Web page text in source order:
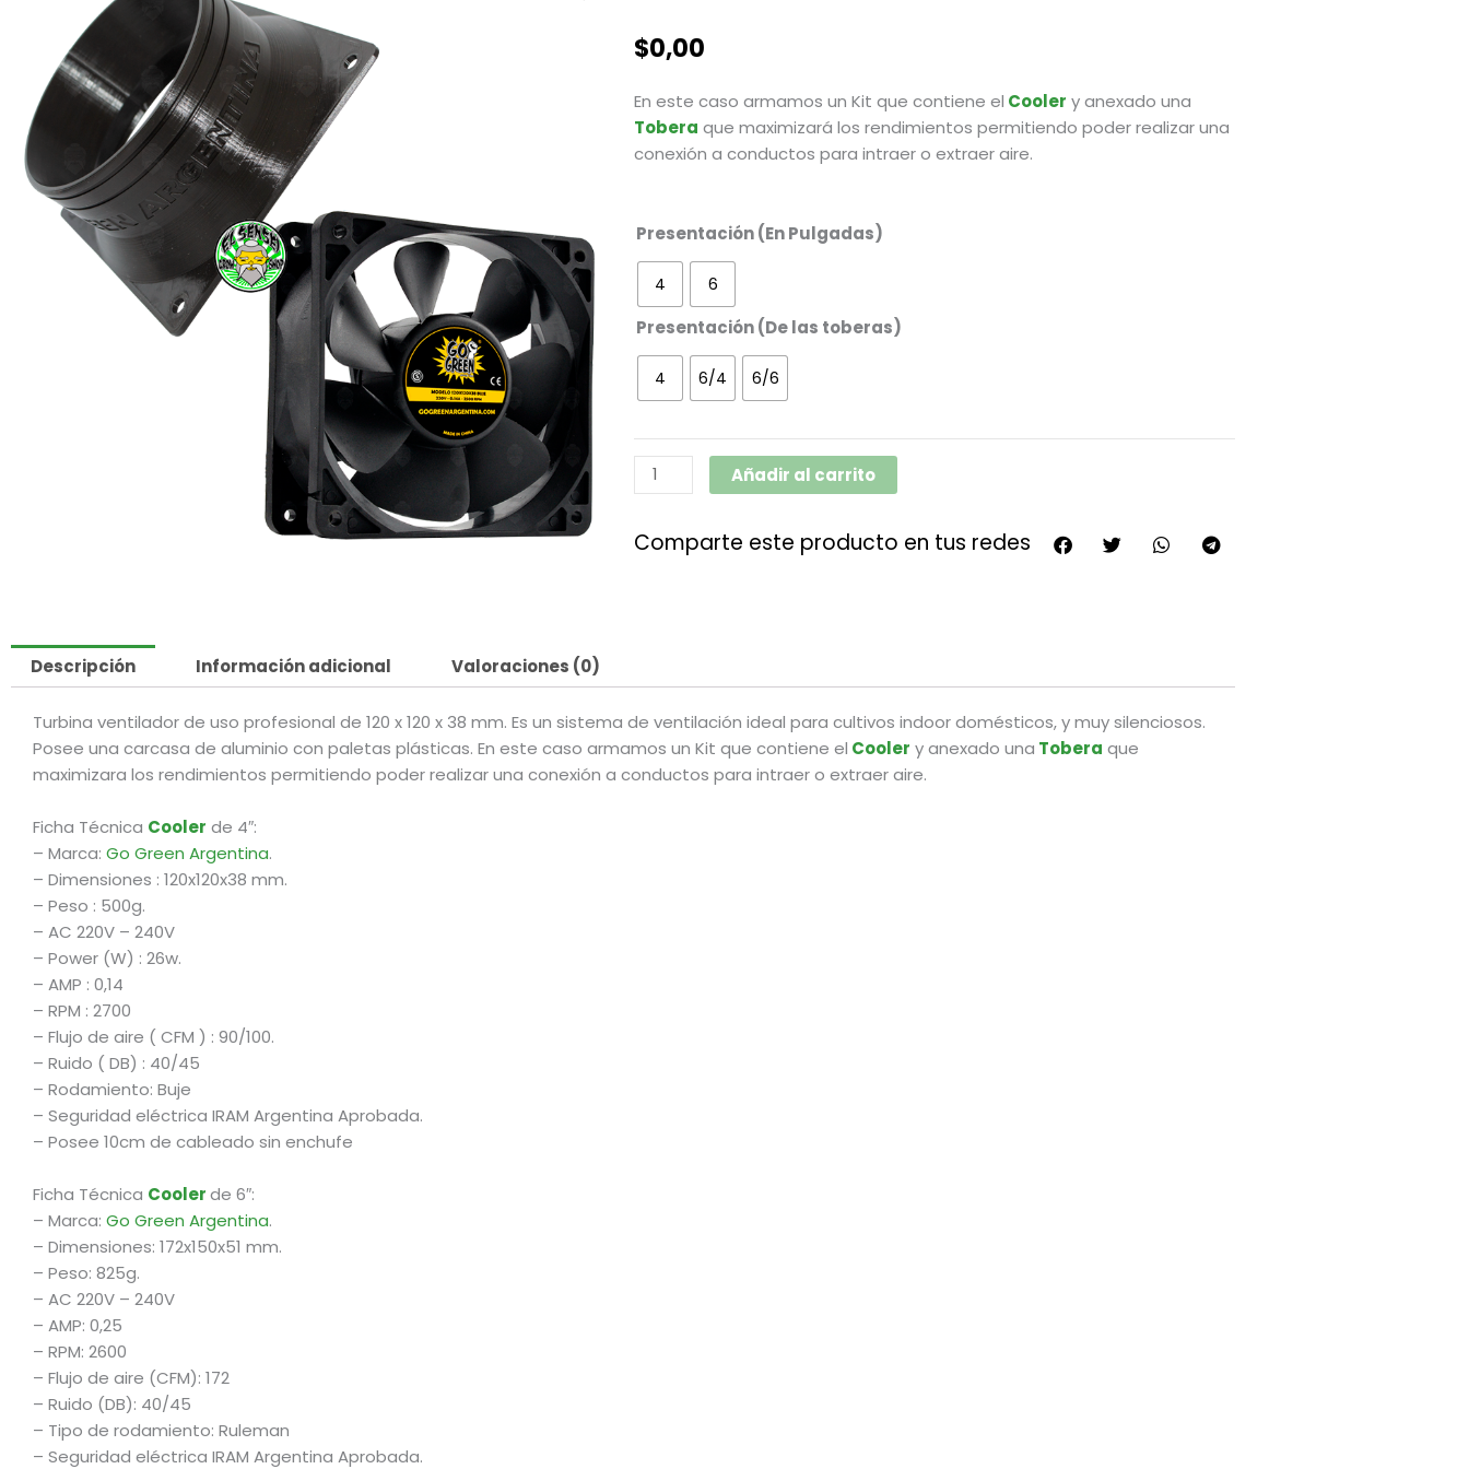
$0,00
En este caso armamos un Kit que contiene el Cooler y anexado una
Tobera que maximizará los rendimientos permitiendo poder realizar una
conexión a conductos para intraer o extraer aire.
Presentación (En Pulgadas)
4 6
Presentación (De las toberas)
4 6/4 6/6
Kits
Toberas
cantidad
Añadir al carrito
Comparte este producto en tus redes
Descripción Información adicional Valoraciones (0)
Turbina ventilador de uso profesional de 120 x 120 x 38 mm. Es un sistema de ventilación ideal para cultivos indoor domésticos, y muy silenciosos.
Posee una carcasa de aluminio con paletas plásticas. En este caso armamos un Kit que contiene el Cooler y anexado una Tobera que
maximizara los rendimientos permitiendo poder realizar una conexión a conductos para intraer o extraer aire.
Ficha Técnica Cooler de 4″:
– Marca: Go Green Argentina.
– Dimensiones : 120x120x38 mm.
– Peso : 500g.
– AC 220V – 240V
– Power (W) : 26w.
– AMP : 0,14
– RPM : 2700
– Flujo de aire ( CFM ) : 90/100.
– Ruido ( DB) : 40/45
– Rodamiento: Buje
– Seguridad eléctrica IRAM Argentina Aprobada.
– Posee 10cm de cableado sin enchufe
Ficha Técnica Coolerde 6″:
– Marca: Go Green Argentina.
– Dimensiones: 172x150x51 mm.
– Peso: 825g.
– AC 220V – 240V
– AMP: 0,25
– RPM: 2600
– Flujo de aire (CFM): 172
– Ruido (DB): 40/45
– Tipo de rodamiento: Ruleman
– Seguridad eléctrica IRAM Argentina Aprobada.